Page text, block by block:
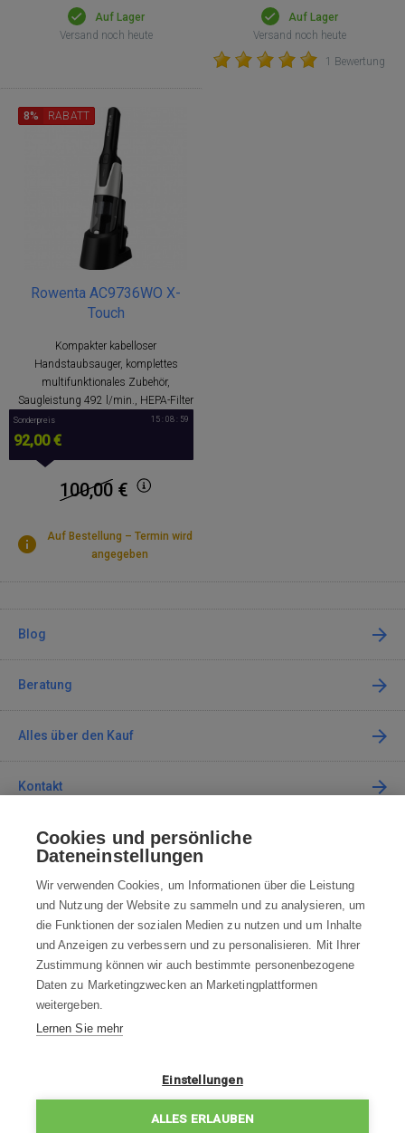
Auf Lager
Versand noch heute
Auf Lager
Versand noch heute
1 Bewertung
Rowenta AC9736WO X-
Touch
Kompakter kabelloser
Handstaubsauger, komplettes
multifunktionales Zubehör,
Saugleistung 492 l/min., HEPA-Filter
8% RABATT
Sonderpreis
92,00 €
15 : 08 : 59
100,00 €
Auf Bestellung – Termin wird
angegeben
Blog
Beratung
Alles über den Kauf
Kontakt
Kontaktieren Sie uns
info@robotworld.de
+49 25 197 159 962 Mo-Fr 8:00—16:00 Uhr
ALLE KONTAKTE
WIDERRUFSBELEHRUNG
DATENSCHUTZERKLÄRUNG
Cookies und persönliche
Dateneinstellungen
Wir verwenden Cookies, um Informationen über die Leistung
und Nutzung der Website zu sammeln und zu analysieren, um
die Funktionen der sozialen Medien zu nutzen und um Inhalte
und Anzeigen zu verbessern und zu personalisieren. Mit Ihrer
Zustimmung können wir auch bestimmte personenbezogene
Daten zu Marketingzwecken an Marketingplattformen
weitergeben.
Lernen Sie mehr
Einstellungen
ALLES ERLAUBEN